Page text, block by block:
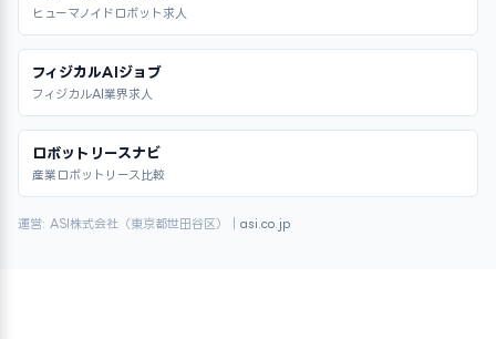
ヒューマノイドロボット求人
フィジカルAIジョブ
フィジカルAI業界求人
ロボットリースナビ
産業ロボットリース比較
運営: ASI株式会社（東京都世田谷区）｜ asi.co.jp